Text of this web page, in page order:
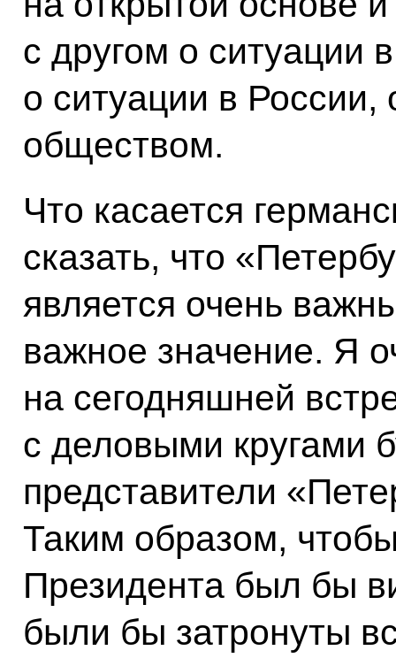
с другом о ситуации
о ситуации в России,
обществом.
Что касается
сказать, что
является очень
важное значение. Я
на сегодняшней
с деловыми кругами
представители
Таким образом,
Президента был бы
были бы затронуты